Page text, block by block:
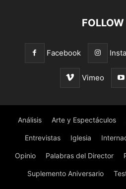
Facebook
Vimeo
Análisis Arte y Espectáculos
Entrevistas Iglesia
Opinio Palabras del Director
Suplemento Aniversario